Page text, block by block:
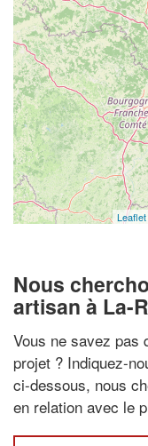
Leaflet
Nous
artisan à La-
Vous ne savez pas
projet ? Indiquez-
ci-dessous, nous
en relation avec le